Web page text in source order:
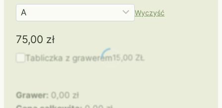
Wyczyść
75,00 zł
Tabliczka z grawerem15,00 ZŁ
Grawer: 0,00 zł